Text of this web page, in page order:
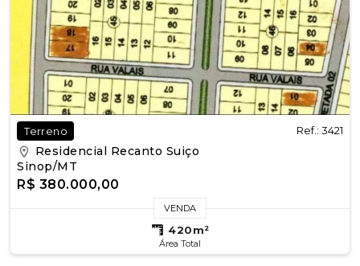
Terreno Ref.: 3421
Residencial Recanto Suiço
Sinop/MT
R$ 380.000,00
VENDA
420m²
Área Total